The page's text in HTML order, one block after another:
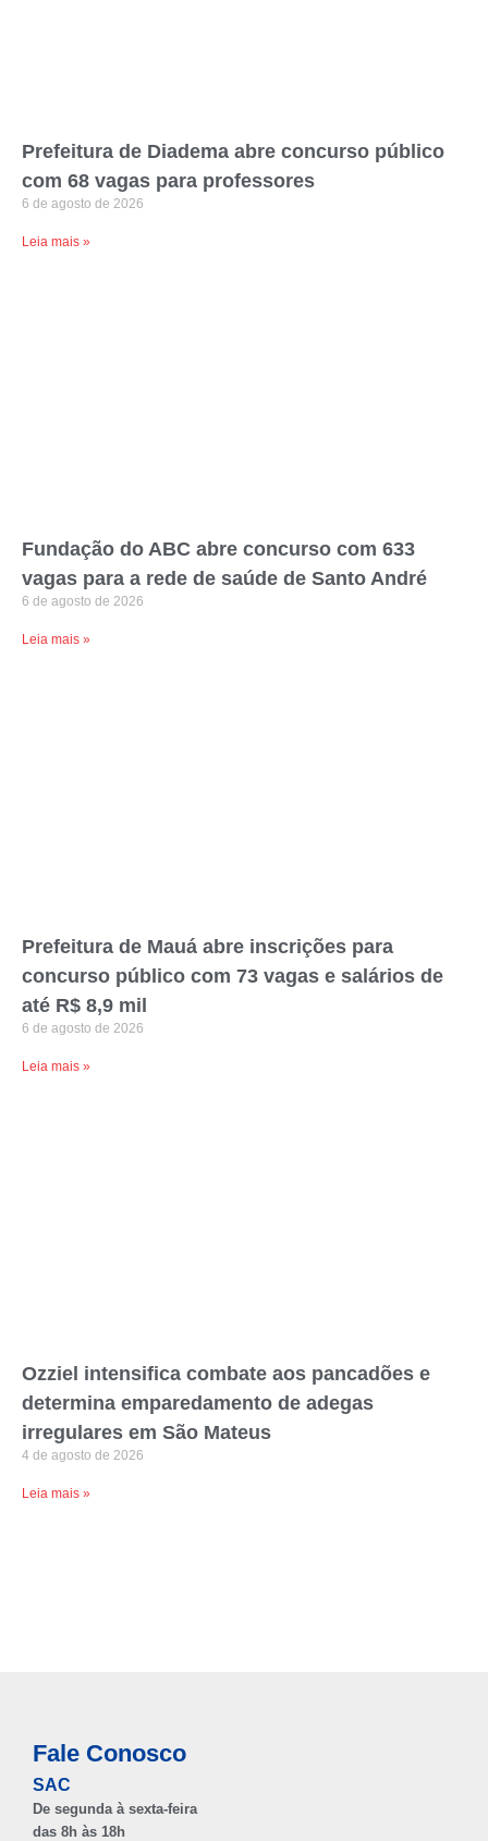
Prefeitura de Diadema abre concurso público
com 68 vagas para professores
6 de agosto de 2026
Leia mais »
Fundação do ABC abre concurso com 633
vagas para a rede de saúde de Santo André
6 de agosto de 2026
Leia mais »
Prefeitura de Mauá abre inscrições para
concurso público com 73 vagas e salários de
até R$ 8,9 mil
6 de agosto de 2026
Leia mais »
Ozziel intensifica combate aos pancadões e
determina emparedamento de adegas
irregulares em São Mateus
4 de agosto de 2026
Leia mais »
Fale Conosco
SAC
De segunda à sexta-feira
das 8h às 18h